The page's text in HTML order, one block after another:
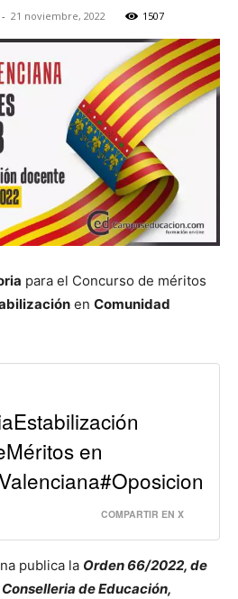
- 21 noviembre, 2022 1507
para el Concurso de méritos
en Comunidad
en
COMPARTIR EN X
publica la Orden 66/2022, de
de Educación,